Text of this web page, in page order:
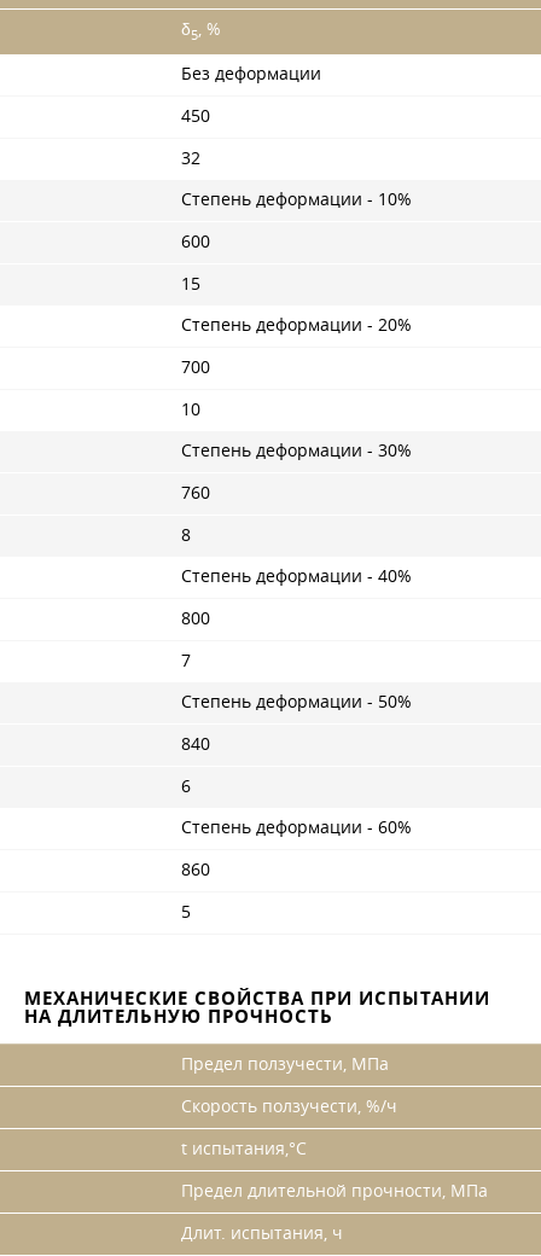
δ5, %
Без деформации
450
32
Степень деформации - 10%
600
15
Степень деформации - 20%
700
10
Степень деформации - 30%
760
8
Степень деформации - 40%
800
7
Степень деформации - 50%
840
6
Степень деформации - 60%
860
5
МЕХАНИЧЕСКИЕ СВОЙСТВА ПРИ ИСПЫТАНИИ
НА ДЛИТЕЛЬНУЮ ПРОЧНОСТЬ
Предел ползучести, МПа
Скорость ползучести, %/ч
t испытания,°С
Предел длительной прочности, МПа
Длит. испытания, ч